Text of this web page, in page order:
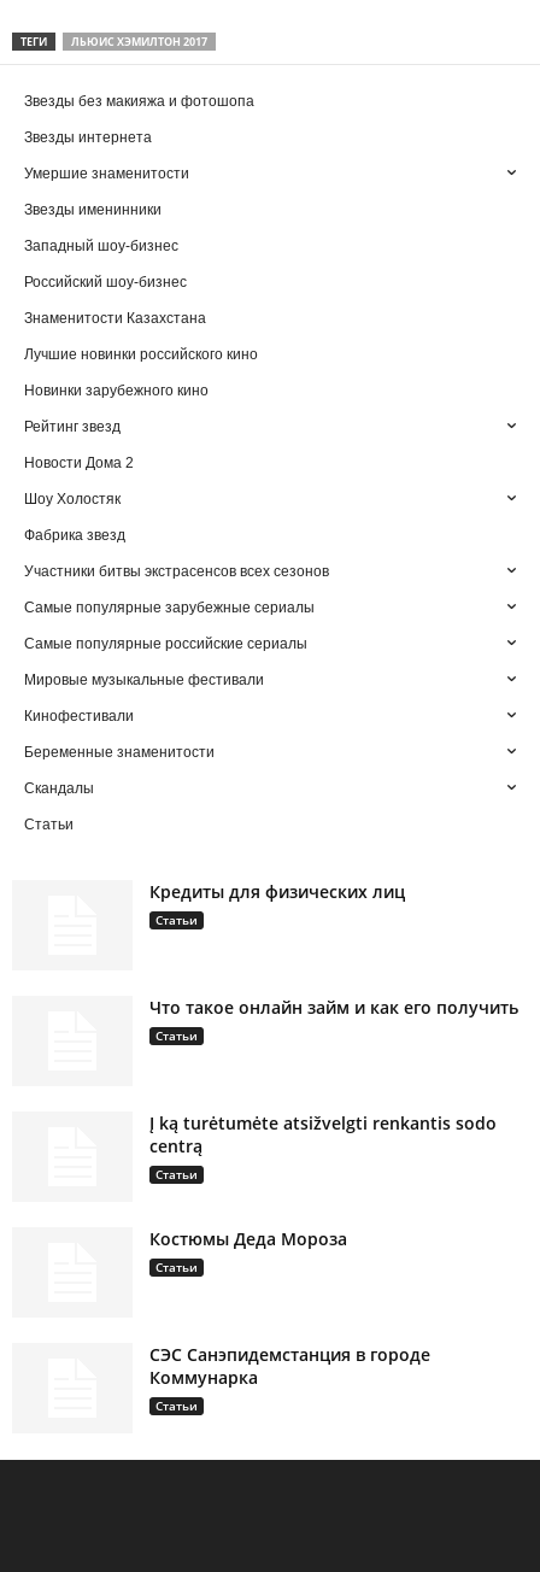
ТЕГИ ЛЬЮИС ХЭМИЛТОН 2017
Звезды без макияжа и фотошопа
Звезды интернета
Умершие знаменитости
Звезды именинники
Западный шоу-бизнес
Российский шоу-бизнес
Знаменитости Казахстана
Лучшие новинки российского кино
Новинки зарубежного кино
Рейтинг звезд
Новости Дома 2
Шоу Холостяк
Фабрика звезд
Участники битвы экстрасенсов всех сезонов
Самые популярные зарубежные сериалы
Самые популярные российские сериалы
Мировые музыкальные фестивали
Кинофестивали
Беременные знаменитости
Скандалы
Статьи
Кредиты для физических лиц
Статьи
Что такое онлайн займ и как его получить
Статьи
Į ką turėtumėte atsižvelgti renkantis sodo
centrą
Статьи
Костюмы Деда Мороза
Статьи
СЭС Санэпидемстанция в городе
Коммунарка
Статьи